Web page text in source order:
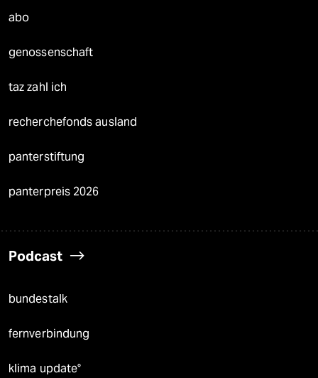
abo
genossenschaft
taz zahl ich
recherchefonds ausland
panterstiftung
panterpreis 2026
Podcast
bundestalk
fernverbindung
klima update°